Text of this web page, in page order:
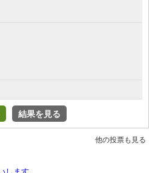
結果を見る
他の投票も見る